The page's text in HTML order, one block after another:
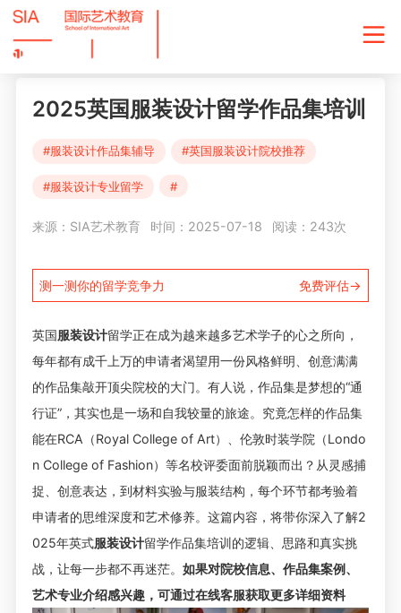
2025英国服装设计留学作品集培训
#服装设计作品集辅导 #英国服装设计院校推荐
#服装设计专业留学 #
来源：SIA艺术教育 时间：2025-07-18 阅读：243次
免费评估→
测一测你的留学竞争力
英国服装设计留学正在成为越来越多艺术学子的心之所向，
每年都有成千上万的申请者渴望用一份风格鲜明、创意满满
的作品集敲开顶尖院校的大门。有人说， 作品集是梦想的“通
行证”，其实也是一场和自我较量的旅途。究竟怎样的作品集
能在RCA（Royal College of Art）、伦敦时装学院（Londo
n College of Fashion）等名校评委面前脱颖而出？从灵感捕
捉、创意表达，到材料实验与服装结构，每个环节都考验着
申请者的思维深度和艺术修养。这篇内容，将带你深入了解2
025年英式服装设计留学作品集培训的逻辑、思路和真实挑
战，让每一步都不再迷茫。 如果对院校信息、作品集案例、
艺术专业介绍感兴趣，可通过在线客服获取更多详细资料